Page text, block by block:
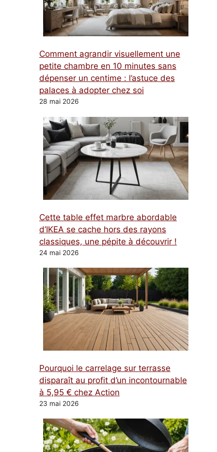
Comment agrandir visuellement une
petite chambre en 10 minutes sans
dépenser un centime : l’astuce des
palaces à adopter chez soi
28 mai 2026
Cette table effet marbre abordable
d’IKEA se cache hors des rayons
classiques, une pépite à découvrir !
24 mai 2026
Pourquoi le carrelage sur terrasse
disparaît au profit d’un incontournable
à 5,95 € chez Action
23 mai 2026